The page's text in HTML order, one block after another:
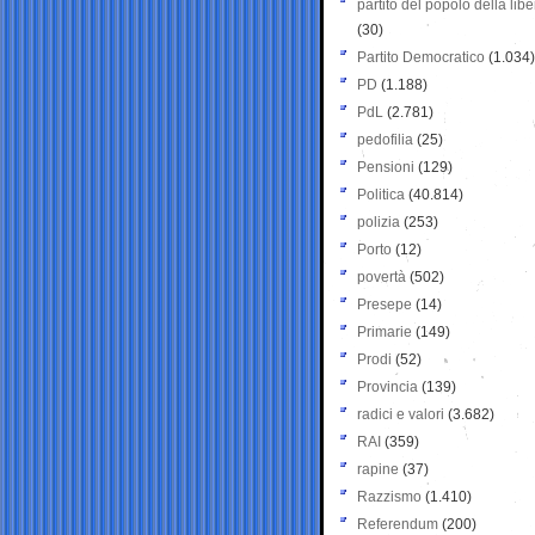
partito del popolo della
(30)
Partito Democratico (1.034)
PD (1.188)
PdL (2.781)
pedofilia (25)
Pensioni (129)
Politica (40.814)
polizia (253)
Porto (12)
povertà (502)
Presepe (14)
Primarie (149)
Prodi (52)
Provincia (139)
radici e valori (3.682)
RAI (359)
rapine (37)
Razzismo (1.410)
Referendum (200)